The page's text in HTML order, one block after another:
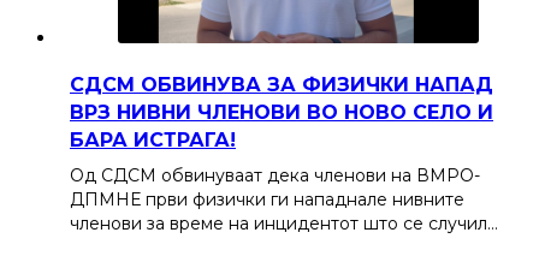
СДСМ ОБВИНУВА ЗА ФИЗИЧКИ НАПАД
ВРЗ НИВНИ ЧЛЕНОВИ ВО НОВО СЕЛО И
БАРА ИСТРАГА!
Од СДСМ обвинуваат дека членови на ВМРО-
ДПМНЕ први физички ги нападнале нивните
членови за време на инцидентот што се случил…